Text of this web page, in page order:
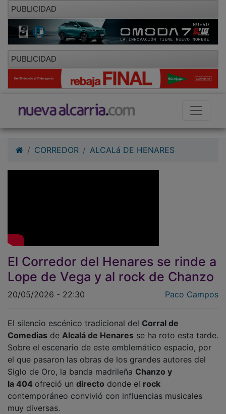
PUBLICIDAD
PUBLICIDAD
CORREDOR ALCALá DE HENARES
El Corredor del Henares se rinde a
Lope de Vega y al rock de Chanzo
20/05/2026 - 22:30 Paco Campos
El silencio escénico tradicional del Corral de
Comedias de Alcalá de Henares se ha roto esta tarde.
Sobre el escenario de este emblemático espacio, por
el que pasaron las obras de los grandes autores del
Siglo de Oro, la banda madrileña Chanzo y
la 404 ofreció un directo donde el rock
contemporáneo convivió con influencias musicales
muy diversas.